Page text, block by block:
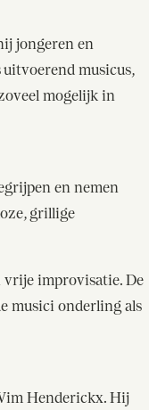
jongeren en
musicus,
mogelijk in
en nemen
grillige
vrije improvisatie. De
musici onderling als
Henderickx. Hij